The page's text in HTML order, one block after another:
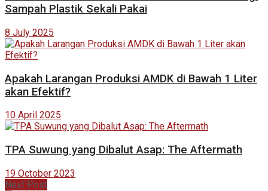
Sampah Plastik Sekali Pakai
8 July 2025
Apakah Larangan Produksi AMDK di Bawah 1 Liter
akan Efektif?
10 April 2025
TPA Suwung yang Dibalut Asap: The Aftermath
19 October 2023
Next Post